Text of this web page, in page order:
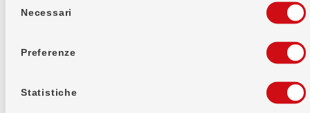
Necessari
Preferenze
Statistiche